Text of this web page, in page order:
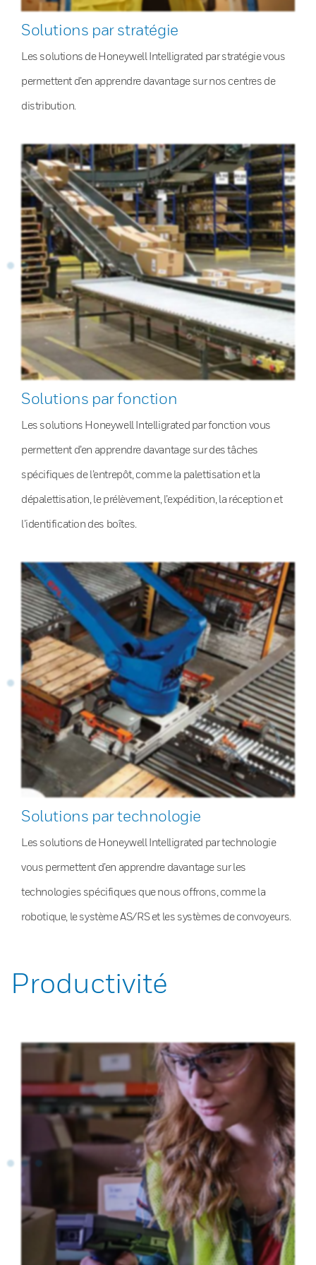
Solutions par stratégie
Les solutions de Honeywell Intelligrated par stratégie vous
permettent d’en apprendre davantage sur nos centres de
distribution.
Solutions par fonction
Les solutions Honeywell Intelligrated par fonction vous
permettent d’en apprendre davantage sur des tâches
spécifiques de l’entrepôt, comme la palettisation et la
dépalettisation, le prélèvement, l’expédition, la réception et
l’identification des boîtes.
Solutions par technologie
Les solutions de Honeywell Intelligrated par technologie
vous permettent d’en apprendre davantage sur les
technologies spécifiques que nous offrons, comme la
robotique, le système AS/RS et les systèmes de convoyeurs.
Productivité